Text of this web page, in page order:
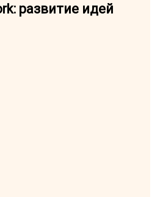
развитие идей